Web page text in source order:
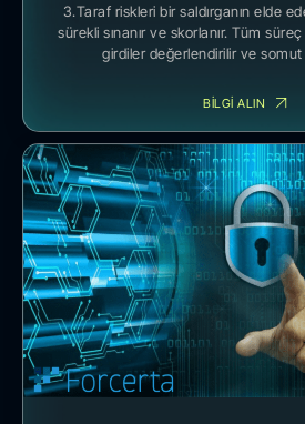
3.Taraf riskleri bir saldırganın elde
sürekli sınanır ve skorlanır. Tüm
girdiler değerlendirilir ve somut
BİLGİ ALIN